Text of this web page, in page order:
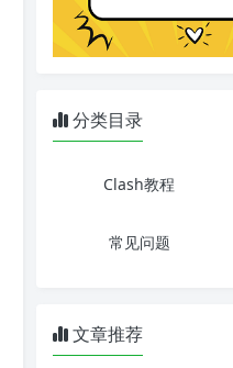
分类目录
Clash教程
常见问题
文章推荐